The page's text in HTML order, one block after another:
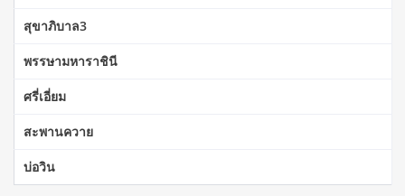
สุขาภิบาล3
พรรษามหาราชินี
ศรี่เอี่ยม
สะพานควาย
บ่อวิน